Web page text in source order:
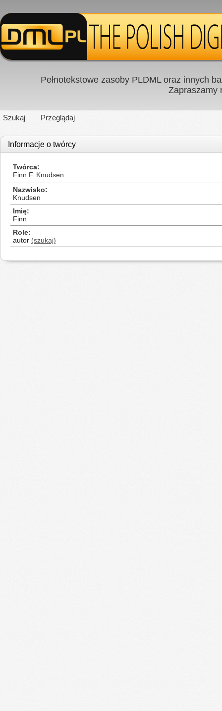
Pełnotekstowe zasoby PLDML oraz innych
Zapraszamy
Szukaj Przeglądaj
Informacje o twórcy
Twórca
Finn F. Knudsen
Nazwisko
Knudsen
Imię
Finn
Role
autor (szukaj)